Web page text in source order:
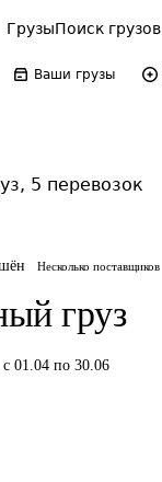
ГрузыПоиск грузов
Ваши грузы
5 перевозок
Несколько поставщиков
груз
с 01.04 по 30.06